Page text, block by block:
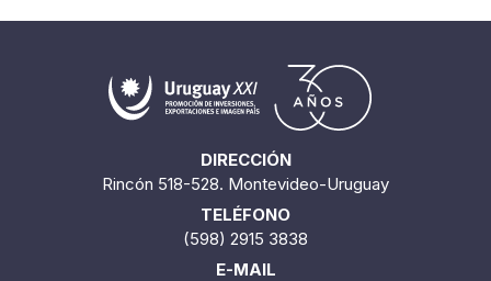
DIRECCIÓN
Rincón 518-528. Montevideo-Uruguay
TELÉFONO
(598) 2915 3838
E-MAIL